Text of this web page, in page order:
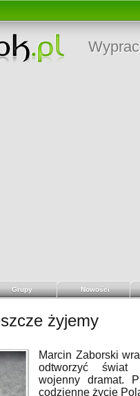
Grupy Nowości
żyjemy
Marcin Zaborski
odtworzyć świat
wojenny dramat.
codzienne życie